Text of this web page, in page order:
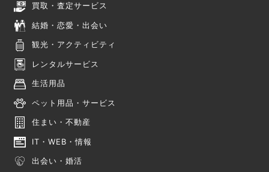
買取・査定サービス
結婚・恋愛・出会い
観光・アクティビティ
レンタルサービス
生活用品
ペット用品・サービス
住まい・不動産
IT・WEB・情報
出会い・婚活